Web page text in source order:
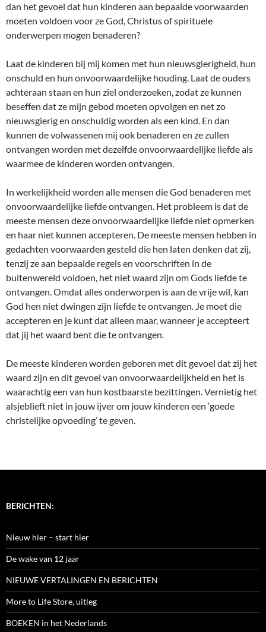
dan het gevoel dat hun kinderen aan bepaalde voorwaarden
moeten voldoen voor ze God, Christus of spirituele
onderwerpen mogen benaderen?
Laat de kinderen bij mij komen met hun nieuwsgierigheid, hun
onschuld en hun onvoorwaardelijke houding. Laat de ouders
achteraan staan en hun ziel onderzoeken, zodat ze kunnen
beseffen dat ze mijn gebod moeten opvolgen en net zo
nieuwsgierig en onschuldig worden als een kind. En dan
kunnen de volwassenen mij ook benaderen en ze zullen
ontvangen worden met dezelfde onvoorwaardelijke liefde als
waarmee de kinderen worden ontvangen.
In werkelijkheid worden alle mensen die God benaderen met
onvoorwaardelijke liefde ontvangen. Het probleem is dat de
meeste mensen deze onvoorwaardelijke liefde niet opmerken
en haar niet kunnen accepteren. De meeste mensen hebben in
gedachten voorwaarden gesteld die hen laten denken dat zij,
tenzij ze aan bepaalde regels en voorschriften in de
buitenwereld voldoen, het niet waard zijn om Gods liefde te
ontvangen. Omdat alles onderworpen is aan de vrije wil, kan
God hen niet dwingen zijn liefde te ontvangen. Je moet die
accepteren en je kunt dat alleen maar, wanneer je accepteert
dat jij het waard bent die te ontvangen.
De meeste kinderen worden geboren met dit gevoel dat zij het
waard zijn en dit gevoel van onvoorwaardelijkheid en het is
waarachtig een van hun kostbaarste bezittingen. Vernietig het
alsjeblieft niet in jouw ijver om jouw kinderen een ‘goede
christelijke opvoeding’ te geven.
BERICHTEN:
Nieuw hier – start hier
De wake van 12 jaar
NIEUWE VERTALINGEN EN BERICHTEN
More to Life Store, uitleg
BOEKEN in het Nederlands